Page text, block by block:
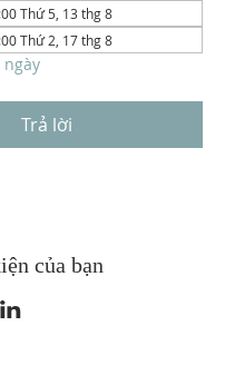
Thứ 5, 13 thg 8
Thứ 2, 17 thg 8
ngày
Trả lời
của bạn